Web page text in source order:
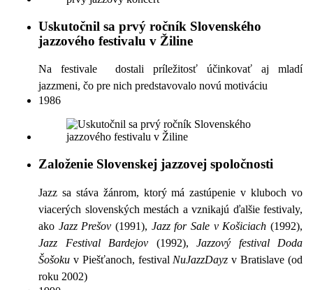
Uskutočnil sa prvý ročník Slovenského
jazzového festivalu v Žiline
Na festivale
dostali príležitosť účinkovať aj mladí
jazzmeni, čo pre nich predstavovalo novú motiváciu
1986
Založenie Slovenskej jazzovej spoločnosti
Jazz sa stáva žánrom, ktorý má zastúpenie v kluboch vo
viacerých slovenských mestách a vznikajú ďalšie festivaly,
ako Jazz Prešov(1991), Jazz for Sale v Košiciach(1992),
Jazz Festival Bardejov (1992), Jazzový festival
Doda
Šošoku v Piešťanoch, festival NuJazzDayzv Bratislave (od
roku 2002)